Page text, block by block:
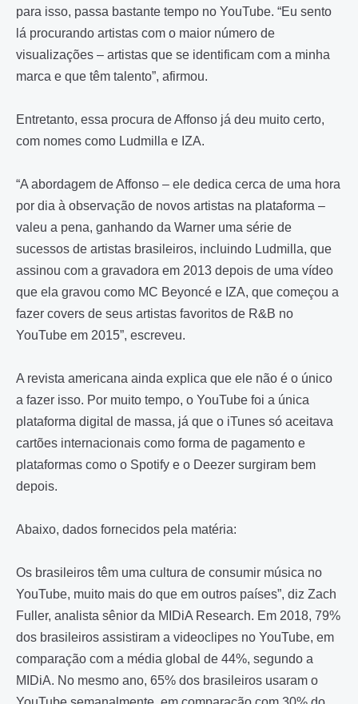
para isso, passa bastante tempo no YouTube. “Eu sento
lá procurando artistas com o maior número de
visualizações – artistas que se identificam com a minha
marca e que têm talento”, afirmou.
Entretanto, essa procura de Affonso já deu muito certo,
com nomes como Ludmilla e IZA.
“A abordagem de Affonso – ele dedica cerca de uma hora
por dia à observação de novos artistas na plataforma –
valeu a pena, ganhando da Warner uma série de
sucessos de artistas brasileiros, incluindo Ludmilla, que
assinou com a gravadora em 2013 depois de uma vídeo
que ela gravou como MC Beyoncé e IZA, que começou a
fazer covers de seus artistas favoritos de R&B no
YouTube em 2015”, escreveu.
A revista americana ainda explica que ele não é o único
a fazer isso. Por muito tempo, o YouTube foi a única
plataforma digital de massa, já que o iTunes só aceitava
cartões internacionais como forma de pagamento e
plataformas como o Spotify e o Deezer surgiram bem
depois.
Abaixo, dados fornecidos pela matéria:
Os brasileiros têm uma cultura de consumir música no
YouTube, muito mais do que em outros países”, diz Zach
Fuller, analista sênior da MIDiA Research. Em 2018, 79%
dos brasileiros assistiram a videoclipes no YouTube, em
comparação com a média global de 44%, segundo a
MIDiA. No mesmo ano, 65% dos brasileiros usaram o